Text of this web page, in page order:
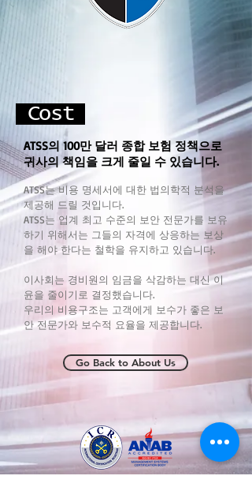
ATSS의 100만 달러 종합 보험 정책으로
귀사의 책임을 크게 줄일 수 있습니다.
ATSS는 비용 명세서에 대한 법의학적 분석을
제공해 드릴 것입니다.
ATSS는 업계 최고 수준의 보안 전문가를 보유
하기 위해서는 그들의 자격에 상응하는 보상
을 해야 한다는 철학을 유지하고 있습니다.
이사회는 경비원의 임금을 삭감하는 대신 이
윤을 줄이기로 결정했습니다.
우리의 비용구조는 고객에게 보수가 좋은 보
안 전문가와 보수적 요율을 제공합니다.
Go Back to About Us
Cost